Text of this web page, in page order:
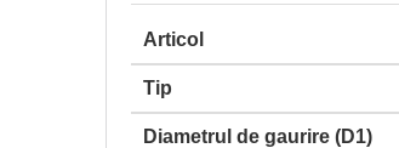
Articol
Tip
Diametrul de gaurire (D1)